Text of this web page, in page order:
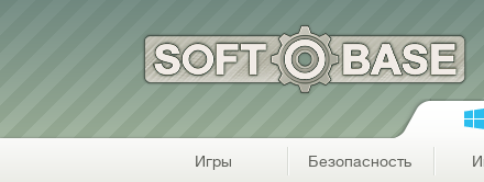
Игры Безопасность